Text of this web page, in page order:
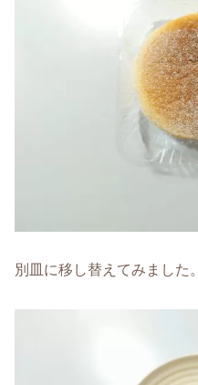
別皿に移し替えてみました。